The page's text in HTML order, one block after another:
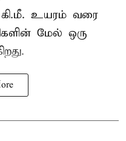
கி.மீ. உயரம் வரை
மேல் ஒரு